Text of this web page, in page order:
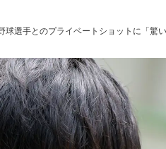
球選手とのプライベートショットに「驚